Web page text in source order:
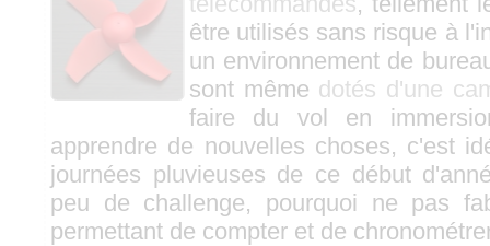
être utilisés sans risque à
un environnement de
sont même dotés d'une
faire du vol en
apprendre de nouvelles choses, c'est
journées pluvieuses de ce début
peu de challenge, pourquoi ne pas
permettant de compter et de